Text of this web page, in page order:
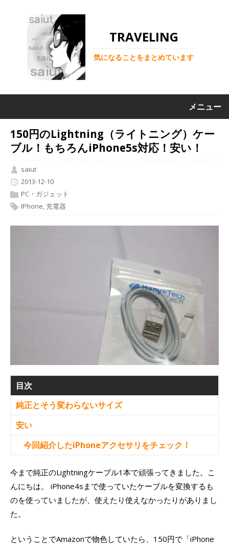
TRAVELING
気になることをまとめています
メニュー
150円のLightning（ライトニング）ケー
ブル！もちろんiPhone5s対応！安い！
saiut
2013-12-10
PC・ガジェット
IPhone, 充電器
目次
純正とそう変わらないサイズ
安い
今回紹介したiPhoneアクセサリをチェック！
今まで純正のLightningケーブル1本で頑張ってきました。こ
んにちは。 iPhone4sまで使っていたケーブルを変換するも
のを使っていましたが、使えたり使えなかったりがありまし
た。
ということでAmazonで物色していたら、150円で「iPhone